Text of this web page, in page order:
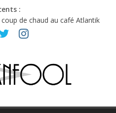
:
de pop du Professeur Puth
de chaud au café Atlantik
et émotions en hausse
: entre bière, métal et